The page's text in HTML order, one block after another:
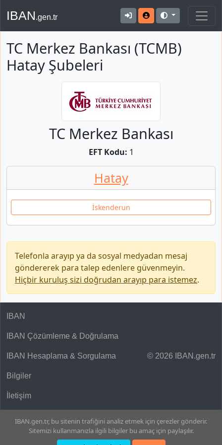
IBAN.gen.tr
TC Merkez Bankası (TCMB)
Hatay Şubeleri
TC Merkez Bankası
EFT Kodu: 1
Hatay
İskenderun
Telefonla arayıp ya da sosyal medyadan mesaj
göndererek para talep edenlere güvenmeyin.
Hiçbir kuruluş sizi doğrudan arayıp para istemez.
© 2026 IBAN.gen.tr
IBAN
IBAN Çözümleme & Doğrulama
IBAN Hesaplama & Sorgulama
Bilgiler
İletişim
IBAN.gen.tr, bu sitenin trafiğini analiz etmek için çerezler gönderir.
Sitemizi kullanmanızla ilgili bilgiler bu amaç için paylaşılır.